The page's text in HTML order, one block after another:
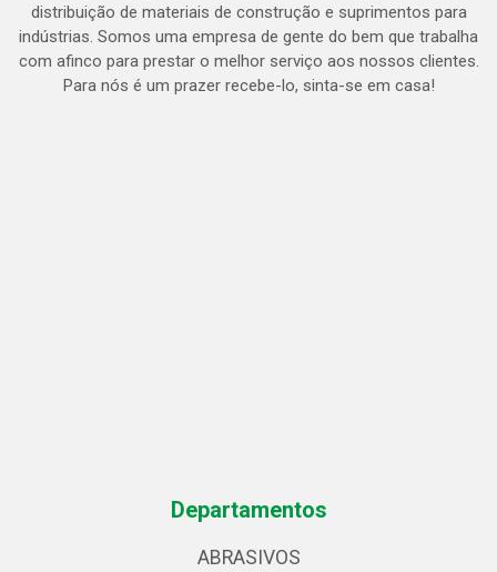
distribuição de materiais de construção e suprimentos para
indústrias. Somos uma empresa de gente do bem que trabalha
com afinco para prestar o melhor serviço aos nossos clientes.
Para nós é um prazer recebe-lo, sinta-se em casa!
Departamentos
ABRASIVOS